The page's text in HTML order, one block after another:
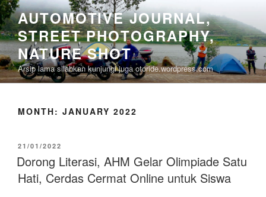
Skip
to
content
AUTOMOTIVE JOURNAL,
STREET PHOTOGRAPHY,
NATURE SHOT
Arsip lama silahkan kunjungi juga otoride.wordpress.com
MONTH: JANUARY 2022
POSTED
ON
21/01/2022
Dorong Literasi, AHM Gelar Olimpiade Satu
Hati, Cerdas Cermat Online untuk Siswa